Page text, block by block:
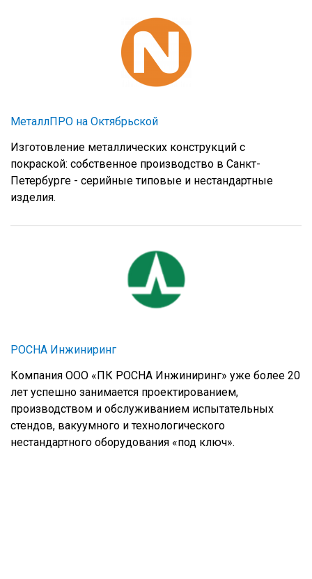
МеталлПРО на Октябрьской
Изготовление металлических конструкций с
покраской: собственное производство в Санкт-
Петербурге - серийные типовые и нестандартные
изделия.
РОСНА Инжиниринг
Компания ООО «ПК РОСНА Инжиниринг» уже более 20
лет успешно занимается проектированием,
производством и обслуживанием испытательных
стендов, вакуумного и технологического
нестандартного оборудования «под ключ».